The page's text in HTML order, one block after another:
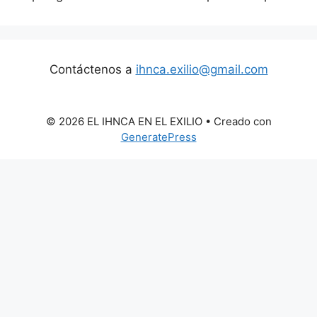
Contáctenos a ihnca.exilio@gmail.com
© 2026 EL IHNCA EN EL EXILIO• Creado con
GeneratePress